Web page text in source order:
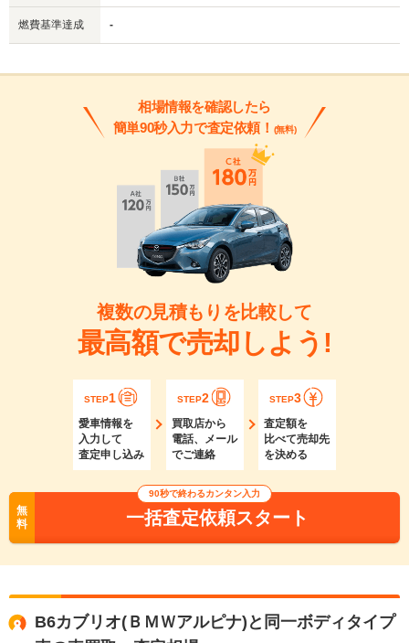
燃費基準達成 -
相場情報を確認したら
簡単90秒入力で査定依頼！ (無料)
複数の見積もりを比較して
最高額で売却しよう!
STEP1
愛車情報を
入力して
査定申し込み
STEP2
買取店から
電話、メール
でご連絡
STEP3
査定額を
比べて売却先
を決める
無
料
90秒で終わるカンタン入力
一括査定依頼スタート
B6カブリオ(ＢＭＷアルピナ)と同一ボディタイプ